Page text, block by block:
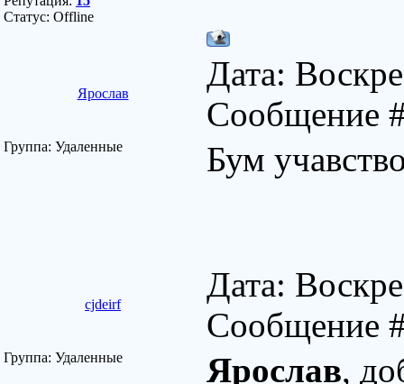
Статус: Offline
Ярослав
Дата:
Сообщение
Группа: Удаленные Бум
cjdeirf
Дата:
Сообщение
Группа: Удаленные Ярослав,